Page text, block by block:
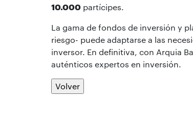
10.000 partícipes.
La gama de fondos de inversión y
riesgo- puede adaptarse a las
inversor. En definitiva, con Arquia
auténticos expertos en inversión.
Volver